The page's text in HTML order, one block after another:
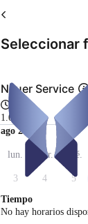
Seleccionar
Neuer Service
1 hora
1.000,00 €
ago 2026
lun. mar. mié.
3 4 5
Tiempo
No hay horarios